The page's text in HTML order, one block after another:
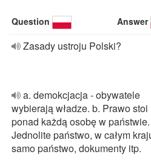
Question Answer
Zasady ustroju Polski?
a. demokcjacja - obywatele
wybierają władze. b. Prawo stoi
ponad każdą osobę w
Jednolite państwo, w całym
samo państwo, dokumenty itp.